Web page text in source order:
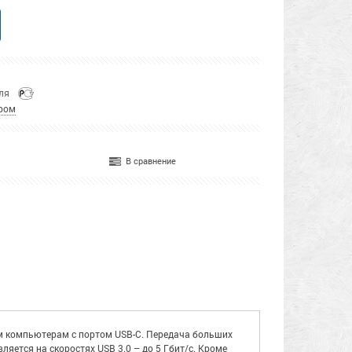
В сравнение
компьютерам с портом USB-C. Передача больших
на скоростях USB 3.0 – до 5 Гбит/с. Кроме